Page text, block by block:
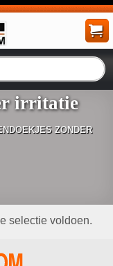
irritatie
ZONDER
selectie voldoen.